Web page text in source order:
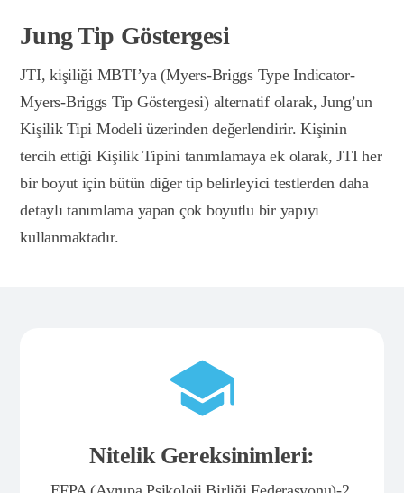
Jung Tip Göstergesi
JTI, kişiliği MBTI’ya (Myers-Briggs Type Indicator-
Myers-Briggs Tip Göstergesi) alternatif olarak, Jung’un
Kişilik Tipi Modeli üzerinden değerlendirir. Kişinin
tercih ettiği Kişilik Tipini tanımlamaya ek olarak, JTI her
bir boyut için bütün diğer tip belirleyici testlerden daha
detaylı tanımlama yapan çok boyutlu bir yapıyı
kullanmaktadır.
Nitelik Gereksinimleri: